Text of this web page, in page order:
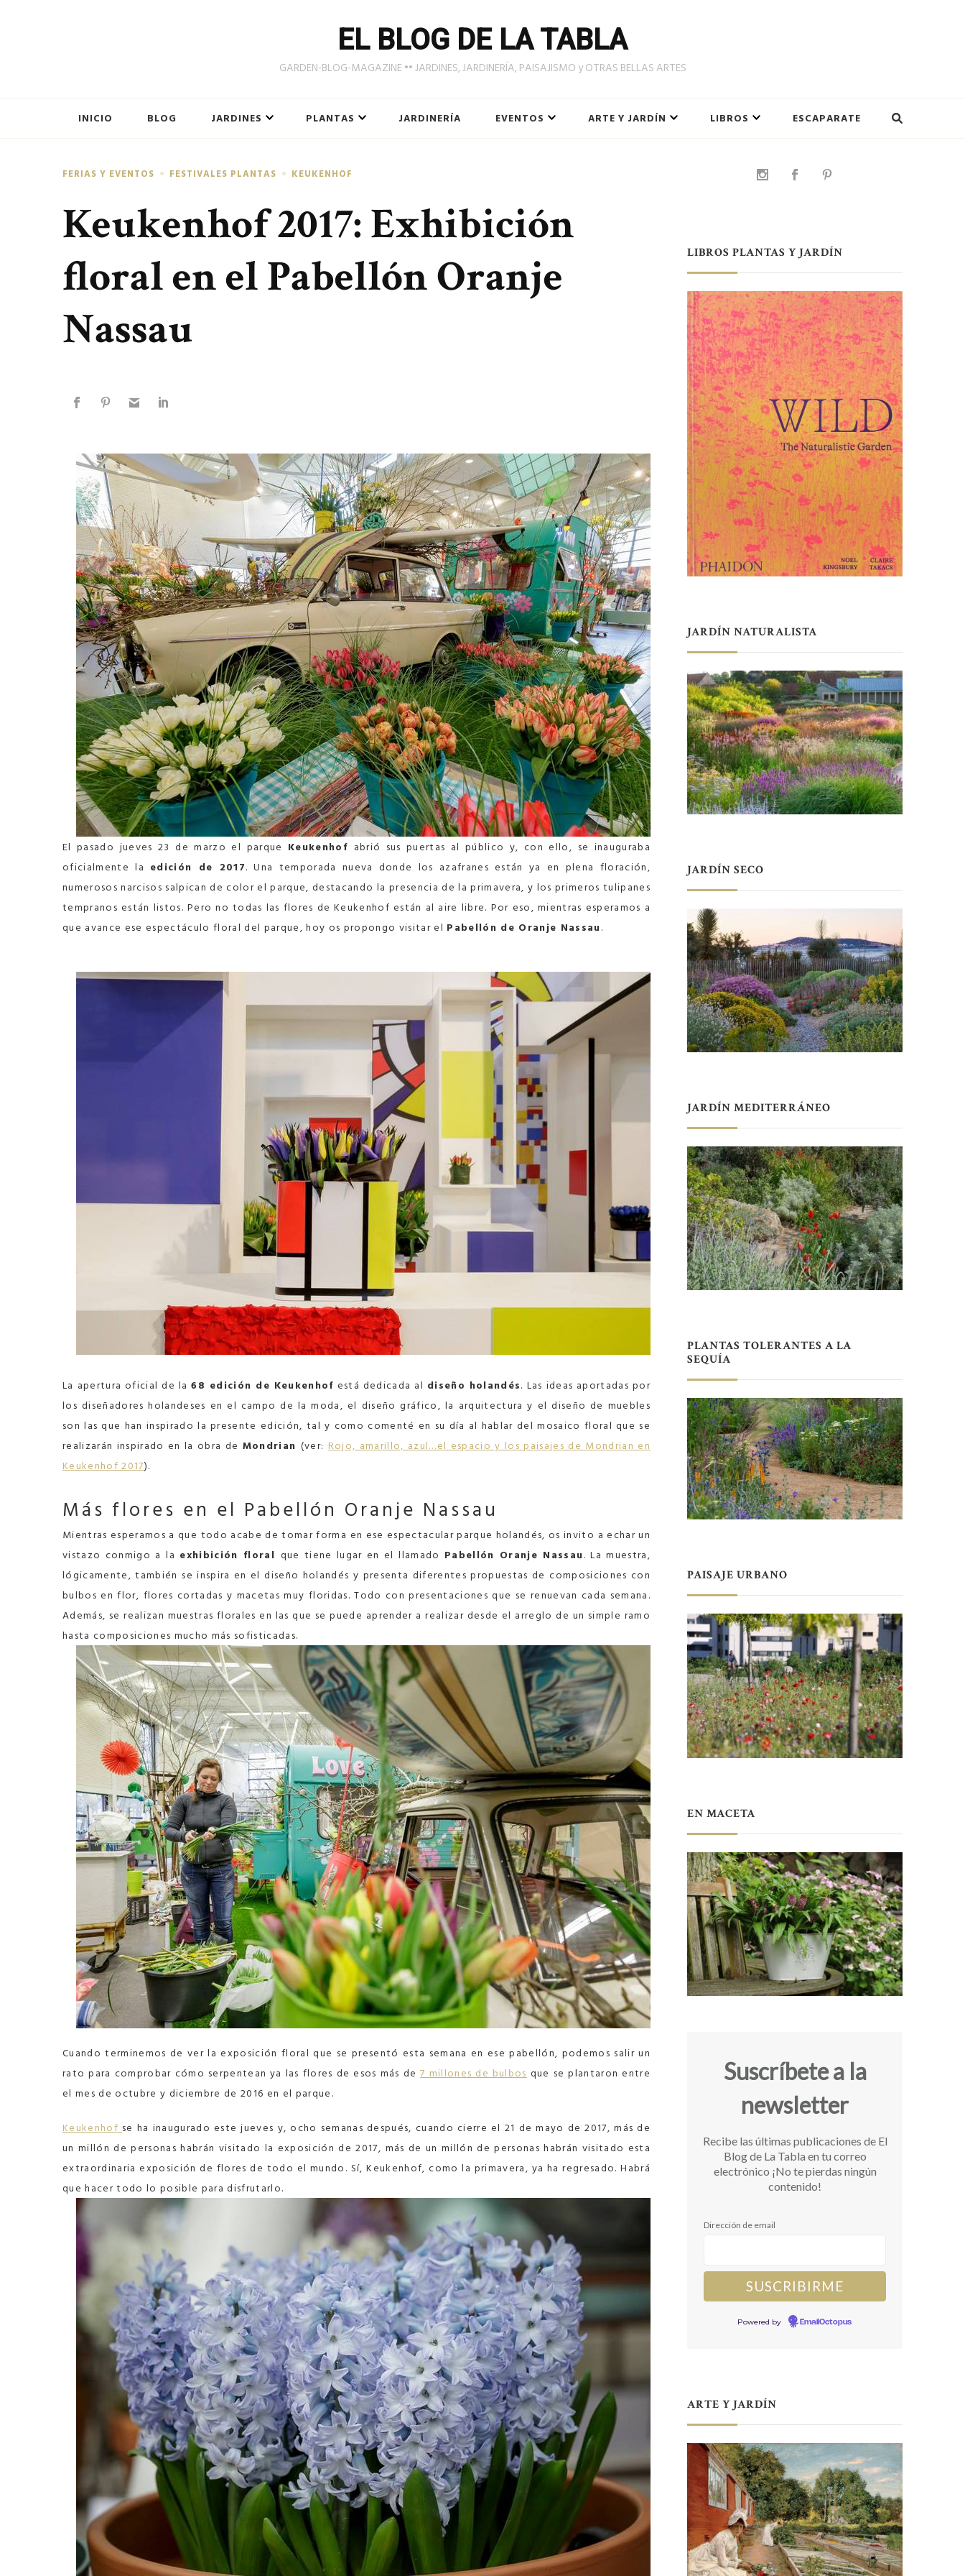
EL BLOG DE LA TABLA
GARDEN-BLOG-MAGAZINE •• JARDINES, JARDINERÍA, PAISAJISMO y OTRAS BELLAS ARTES
INICIO BLOG JARDINES PLANTAS JARDINERÍA EVENTOS ARTE Y JARDÍN LIBROS ESCAPARATE
FERIAS Y EVENTOS FESTIVALES PLANTAS KEUKENHOF
Keukenhof 2017: Exhibición
floral en el Pabellón Oranje
Nassau
El pasado jueves 23 de marzo el parque Keukenhof abrió sus puertas al público y, con ello, se inauguraba
oficialmente la edición de 2017. Una temporada nueva donde los azafranes están ya en plena floración,
numerosos narcisos salpican de color el parque, destacando la presencia de la primavera, y los primeros tulipanes
tempranos están listos. Pero no todas las flores de Keukenhof están al aire libre. Por eso, mientras esperamos a
que avance ese espectáculo floral del parque, hoy os propongo visitar el Pabellón de Oranje Nassau.
La apertura oficial de la68 edición de Keukenhof está dedicada al diseño holandés. Las ideas aportadas por
los diseñadores holandeses en el campo de la moda, el diseño gráfico, la arquitectura y el diseño de muebles
son las que han inspirado la presente edición, tal y como comenté en su día al hablar del mosaico floral que se
realizarán inspirado en la obra de Mondrian (ver:Rojo, amarillo, azul…el espacio y los paisajes de Mondrian en
Keukenhof 2017).
Más flores en el Pabellón Oranje Nassau
Mientras esperamos a que todo acabe de tomar forma en ese espectacular parque holandés, os invito a echar un
vistazo conmigo a la exhibición floral que tiene lugar en el llamado Pabellón Oranje Nassau. La muestra,
lógicamente, también se inspira en el diseño holandés y presenta diferentes propuestas de composiciones con
bulbos en flor, flores cortadas y macetas muy floridas. Todo con presentaciones que se renuevan cada semana.
Además, se realizan muestras florales en las que se puede aprender a realizar desde el arreglo de un simple ramo
hasta composiciones mucho más sofisticadas.
Cuando terminemos de ver la exposición floral que se presentó esta semana en ese pabellón, podemos salir un
rato para comprobar cómo serpentean ya las flores de esos más de7 millones de bulbosque se plantaron entre
el mes de octubre y diciembre de 2016 en el parque.
Keukenhofse ha inaugurado este jueves y, ocho semanas después, cuando cierre el 21 de mayo de 2017, más de
un millón de personas habrán visitado la exposición de 2017, más de un millón de personas habrán visitado esta
extraordinaria exposición de flores de todo el mundo. Sí, Keukenhof, como la primavera, ya ha regresado. Habrá
que hacer todo lo posible para disfrutarlo.
LIBROS PLANTAS Y JARDÍN
JARDÍN NATURALISTA
JARDÍN SECO
JARDÍN MEDITERRÁNEO
PLANTAS TOLERANTES A LA
SEQUÍA
PAISAJE URBANO
EN MACETA
Suscríbete a la
newsletter
Recibe las últimas publicaciones de El
Blog de La Tabla en tu correo
electrónico ¡No te pierdas ningún
contenido!
Dirección de email
Powered by EmailOctopus
ARTE Y JARDÍN